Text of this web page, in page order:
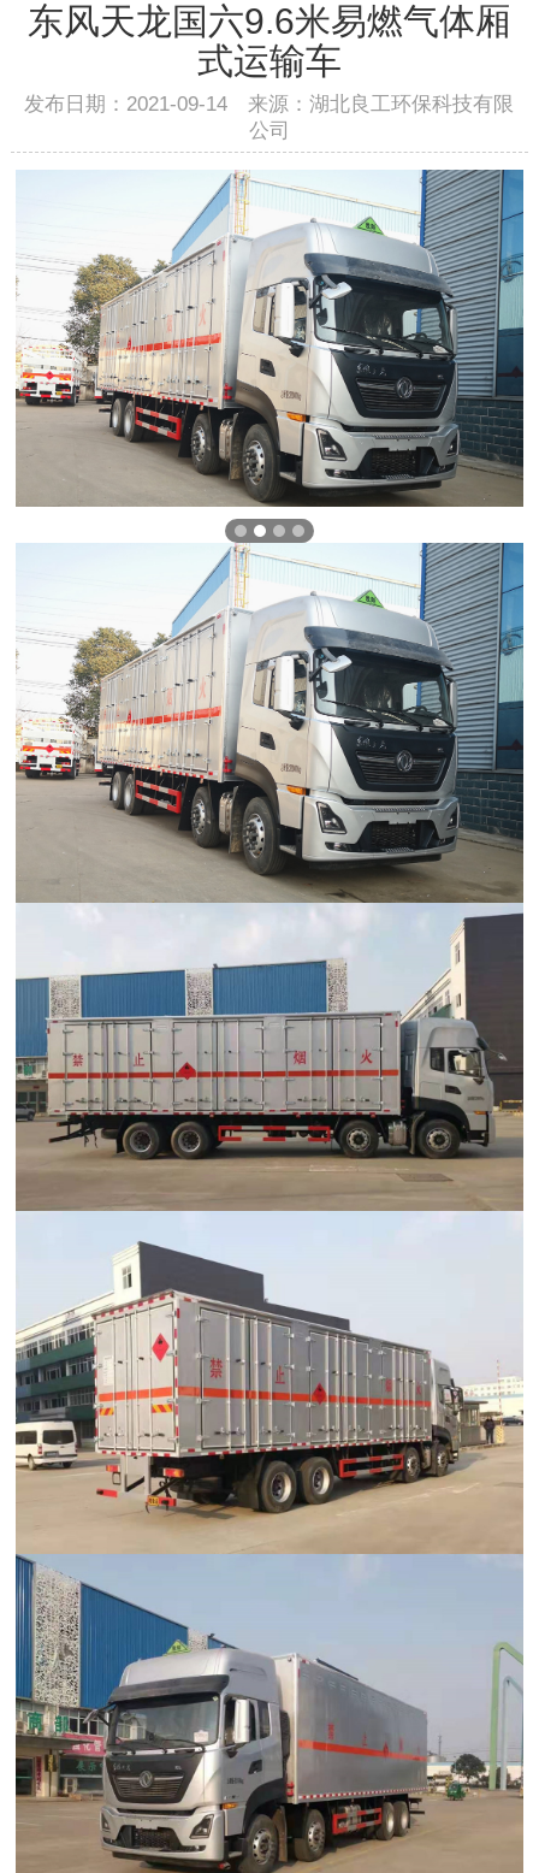
东风天龙国六9.6米易燃气体厢
式运输车
发布日期：2021-09-14 来源：湖北良工环保科技有限
公司